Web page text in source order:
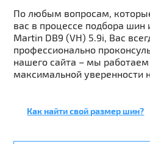
По любым вопросам,
вас в процессе подбора шин
Martin DB9 (VH) 5.9i, Вас
профессионально
нашего сайта – мы
максимальной уверенности
Как найти свой размер шин?